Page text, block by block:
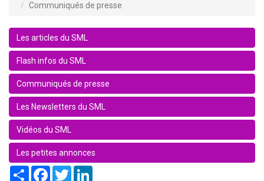
Communiqués de presse
Les articles du SML
Flash infos du SML
Communiqués de presse
Les Newsletters du SML
Vidéos du SML
Les petites annonces
Share FacebookTwitter